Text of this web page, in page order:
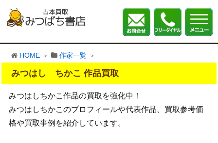
HOME 作家一覧
みつはし ちかこ 作品買取
みつはしちかこ作品の買取を強化中！
みつはしちかこのプロフィールや代表作品、買取参考価
格や買取事例を紹介しています。